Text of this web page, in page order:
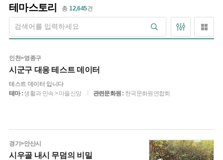
테마스토리 총 12,645건
인천>영종구
시군구 대응 테스트 데이터
테스트 데이터 입니다
테마 :생활과 민속 > 마을신앙 관련문화원 : 한국문화원연합회
경기>안산시
시우골 내시 무덤의 비밀